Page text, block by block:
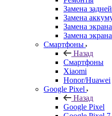
Замена
Замена
Замена
Замена
Смартфоны
Назад
Смартфоны
Xiaomi
Honor/Huawei
Google Pixel
Назад
Google Pixel